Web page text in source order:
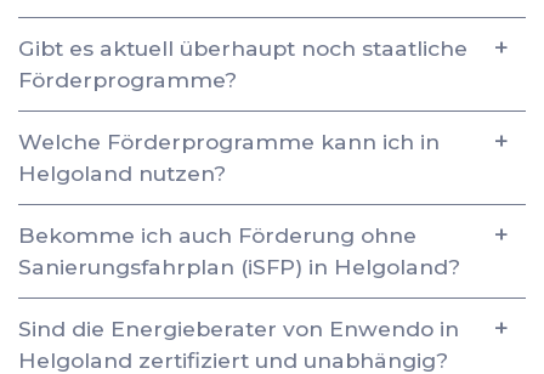
Gibt es aktuell überhaupt noch staatliche
Förderprogramme?
Welche Förderprogramme kann ich in
Helgoland nutzen?
Bekomme ich auch Förderung ohne
Sanierungsfahrplan (iSFP) in Helgoland?
Sind die Energieberater von Enwendo in
Helgoland zertifiziert und unabhängig?